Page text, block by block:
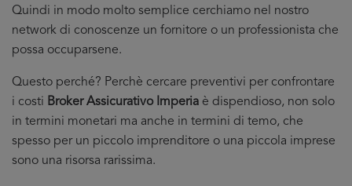
Quindi in modo molto semplice cerchiamo nel nostro
network di conoscenze un fornitore o un professionista che
possa occuparsene.
Questo perché? Perchè cercare preventivi per confrontare
i costi Broker Assicurativo Imperia è dispendioso, non solo
in termini monetari ma anche in termini di temo, che
spesso per un piccolo imprenditore o una piccola imprese
sono una risorsa rarissima.